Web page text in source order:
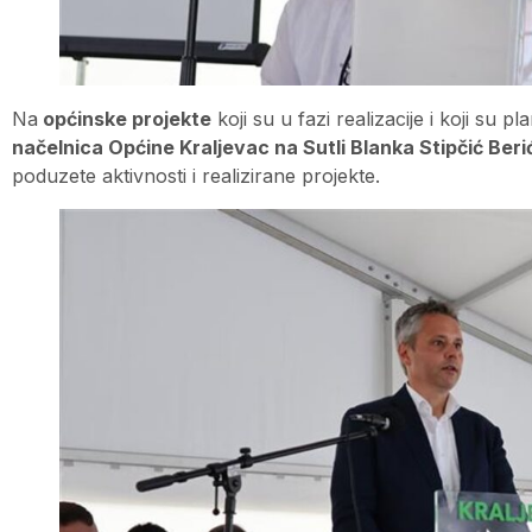
Na općinske projekte koji su u fazi realizacije i koji su
načelnica Općine Kraljevac na Sutli Blanka Stipčić
poduzete aktivnosti i realizirane projekte.